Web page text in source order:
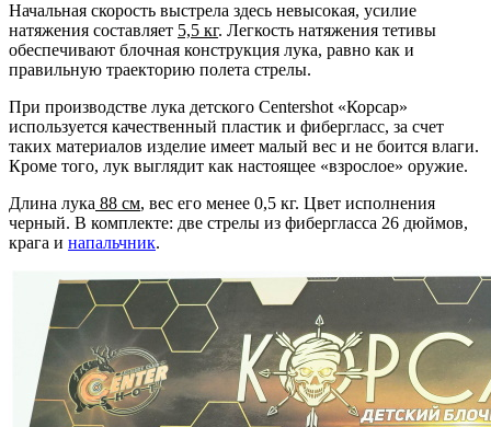
Начальная скорость выстрела здесь невысокая, усилие
натяжения составляет 5,5 кг. Легкость натяжения тетивы
обеспечивают блочная конструкция лука, равно как и
правильную траекторию полета стрелы.
При производстве лука детского Centershot «Корсар»
используется качественный пластик и фибергласс, за счет
таких материалов изделие имеет малый вес и не боится влаги.
Кроме того, лук выглядит как настоящее «взрослое» оружие.
Длина лука 88 см, вес его менее 0,5 кг. Цвет исполнения
черный. В комплекте: две стрелы из фибергласса 26 дюймов,
крага и напальчник.